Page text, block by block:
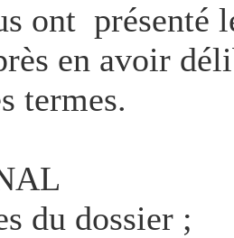
ont présenté
en avoir
termes.
du dossier ;